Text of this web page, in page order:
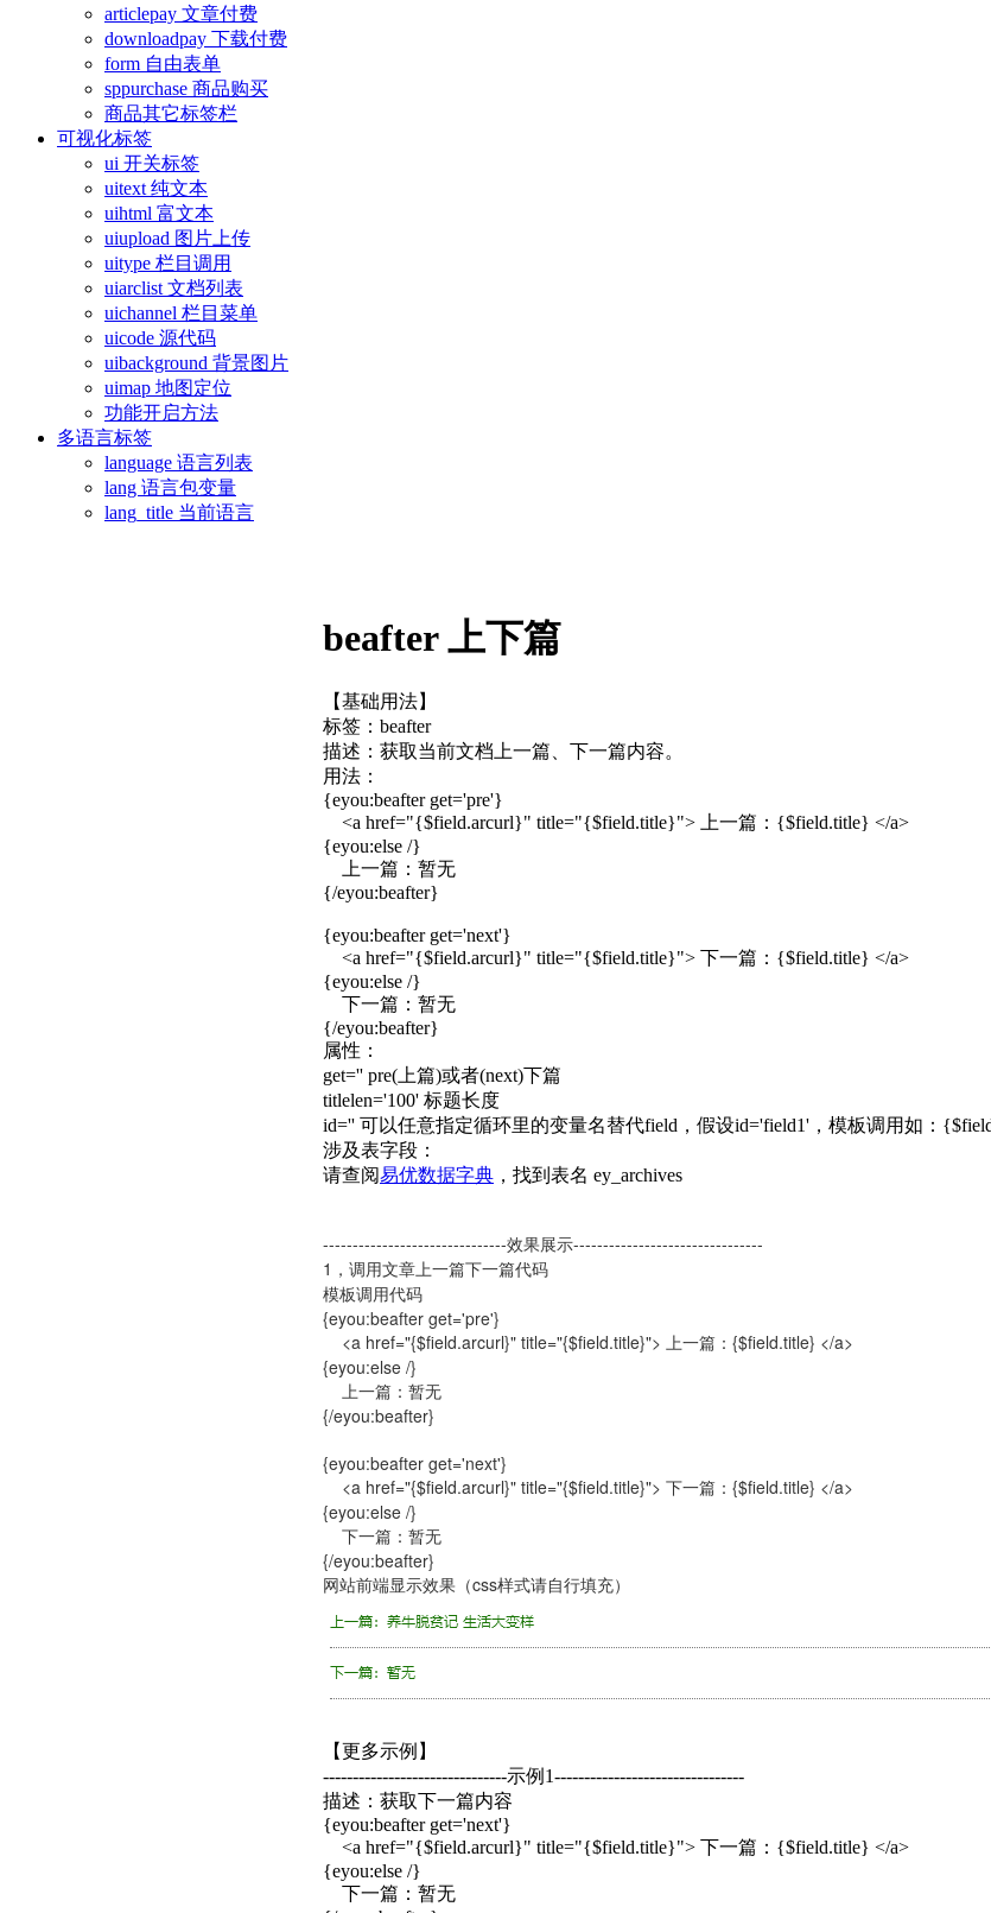
articlepay 文章付费
downloadpay 下载付费
form 自由表单
sppurchase 商品购买
商品其它标签栏
可视化标签
ui 开关标签
uitext 纯文本
uihtml 富文本
uiupload 图片上传
uitype 栏目调用
uiarclist 文档列表
uichannel 栏目菜单
uicode 源代码
uibackground 背景图片
uimap 地图定位
功能开启方法
多语言标签
language 语言列表
lang 语言包变量
lang_title 当前语言
beafter 上下篇
【基础用法】
标签：beafter
描述：获取当前文档上一篇、下一篇内容。
用法：
{eyou:beafter get='pre'}
<a href="{$field.arcurl}" title="{$field.title}"> 上一篇：{$field.title} </a>
{eyou:else /}
上一篇：暂无
{/eyou:beafter}
{eyou:beafter get='next'}
<a href="{$field.arcurl}" title="{$field.title}"> 下一篇：{$field.title} </a>
{eyou:else /}
下一篇：暂无
{/eyou:beafter}
属性：
get='' pre(上篇)或者(next)下篇
titlelen='100' 标题长度
id='' 可以任意指定循环里的变量名替代field，假设id='field1'，模板调用如：
涉及表字段：
请查阅易优数据字典 ，找到表名 ey_archives
-------------------------------效果展示--------------------------------
1，调用文章上一篇下一篇代码
模板调用代码
{eyou:beafter get='pre'}
<a href="{$field.arcurl}" title="{$field.title}"> 上一篇：{$field.title} </a>
{eyou:else /}
上一篇：暂无
{/eyou:beafter}
{eyou:beafter get='next'}
<a href="{$field.arcurl}" title="{$field.title}"> 下一篇：{$field.title} </a>
{eyou:else /}
下一篇：暂无
{/eyou:beafter}
网站前端显示效果（css样式请自行填充）
【更多示例】
-------------------------------示例1--------------------------------
描述：获取下一篇内容
{eyou:beafter get='next'}
<a href="{$field.arcurl}" title="{$field.title}"> 下一篇：{$field.title} </a>
{eyou:else /}
下一篇：暂无